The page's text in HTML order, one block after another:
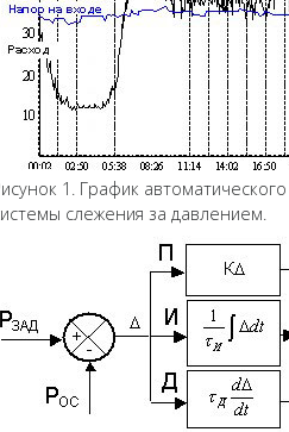
1. График
слежения за давлением.